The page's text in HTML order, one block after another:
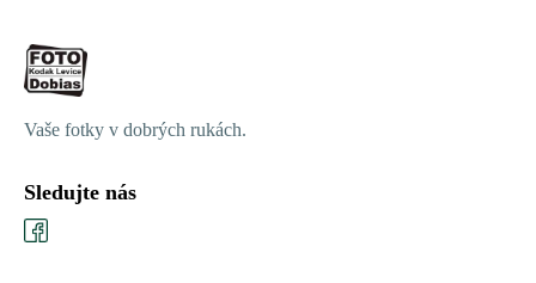
Vaše fotky v dobrých rukách.
Sledujte nás